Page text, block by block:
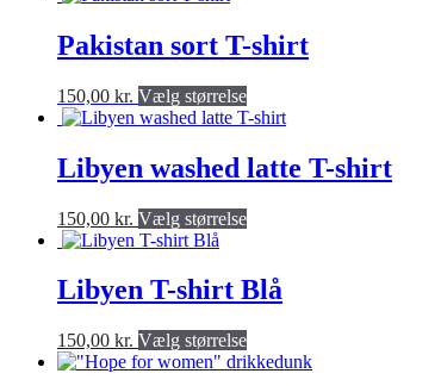
Pakistan sort T-shirt
150,00 kr. Vælg størrelseDette
produkt
flere
varianter.
kan
produktsiden
Libyen washed latte T-shirt
150,00 kr. Vælg størrelseDette
flere
varianter.
kan
vælges
Libyen T-shirt Blå
150,00 kr. Vælg størrelseDette
produkt